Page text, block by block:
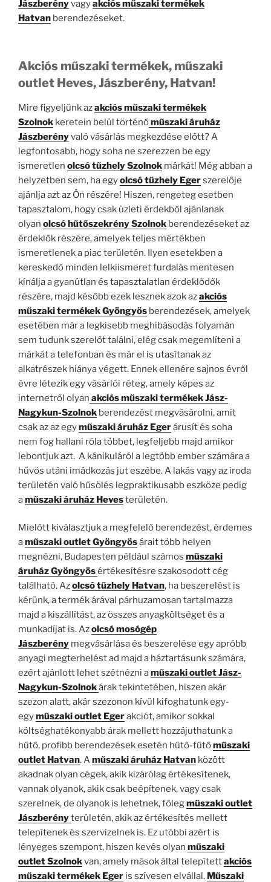
Jászberényvagyakciós műszaki termékek
Hatvan berendezéseket.
Akciós műszaki termékek, műszaki
outlet Heves, Jászberény, Hatvan!
Mire figyeljünk azakciós műszaki termékek
Szolnok keretein belül történőműszaki áruház
Jászberényvaló vásárlás megkezdése előtt? A
legfontosabb, hogy soha ne szerezzen be egy
ismeretlen olcsó tűzhely Szolnok márkát! Még abban a
helyzetben sem, ha egyolcsó tűzhely Egerszerelője
ajánlja azt az Ön részére! Hiszen, rengeteg esetben
tapasztalom, hogy csak üzleti érdekből ajánlanak
olyan olcsó hűtőszekrény Szolnok berendezéseket az
érdeklők részére, amelyek teljes mértékben
ismeretlenek a piac területén. Ilyen esetekben a
kereskedő minden lelkiismeret furdalás mentesen
kínálja a gyanútlan és tapasztalatlan érdeklődők
részére, majd később ezek lesznek azok azakciós
műszaki termékek Gyöngyös berendezések, amelyek
esetében már a legkisebb meghibásodás folyamán
sem tudunk szerelőt találni, elég csak megemlíteni a
márkát a telefonban és már el is utasítanak az
alkatrészek hiánya végett. Ennek ellenére sajnos évről
évre létezik egy vásárlói réteg, amely képes az
internetről olyan akciós műszaki termékek Jász-
Nagykun-Szolnok berendezést megvásárolni, amit
csak az az egyműszaki áruház Egerárusít és soha
nem fog hallani róla többet, legfeljebb majd amikor
lebontjuk azt. A kánikuláról a legtöbb ember számára a
hűvös utáni imádkozás jut eszébe. A lakás vagy az iroda
területén való hűsölés legpraktikusabb eszköze pedig
aműszaki áruház Hevesterületén.
Mielőtt kiválasztjuk a megfelelő berendezést, érdemes
aműszaki outlet Gyöngyösárait több helyen
megnézni, Budapesten például számos műszaki
áruház Gyöngyösértékesítésre szakosodott cég
található. Azolcsó tűzhely Hatvan, ha beszerelést is
kérünk, a termék árával párhuzamosan tartalmazza
majd a kiszállítást, az összes anyagköltséget és a
munkadíjat is. Azolcsó mosógép
Jászberény megvásárlása és beszerelése egy apróbb
anyagi megterhelést ad majd a háztartásunk számára,
ezért ajánlott lehet szétnézni aműszaki outlet Jász-
Nagykun-Szolnokárak tekintetében, hiszen akár
szezon alatt, akár szezonon kívül kifoghatunk egy-
egyműszaki outlet Egerakciót, amikor sokkal
költséghatékonyabb árak mellett hozzájuthatunk a
hűtő, profibb berendezések esetén hűtő-fűtőműszaki
outlet Hatvan. Aműszaki áruház Hatvan között
akadnak olyan cégek, akik kizárólag értékesítenek,
vannak olyanok, akik csak beépítenek, vagy csak
szerelnek, de olyanok is lehetnek, főlegműszaki outlet
Jászberényterületén, akik az értékesítés mellett
telepítenek és szervizelnek is. Ez utóbbi azért is
lényeges szempont, hiszen kevés olyan műszaki
outlet Szolnokvan, amely mások által telepítettakciós
műszaki termékek Eger is szívesen elvállal. Műszaki